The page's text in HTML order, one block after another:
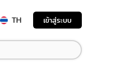
TH เข้าสู่ระบบ